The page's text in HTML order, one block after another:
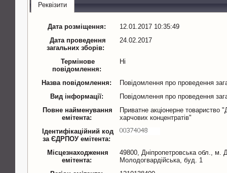
Реквізити
Дата розміщення:
12.01.2017 10:35:49
Дата проведення
загальних зборів:
24.02.2017
Термінове
повідомлення:
Ні
Назва повідомлення:
Повідомлення про проведення
Вид інформації:
Повідомлення про проведення
Повне найменування
емітента:
Приватне акціонерне товариство
харчових концентратів"
Ідентифікаційний код
за ЄДРПОУ емітента:
Місцезнаходження
емітента:
49800, Дніпропетровська обл., м.
Молодогвардійська, буд. 1